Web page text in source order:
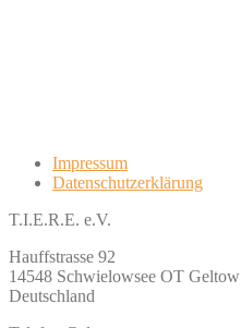
Impressum
Datenschutzerklärung
T.I.E.R.E. e.V.
Hauffstrasse 92
14548 Schwielowsee OT Geltow
Deutschland